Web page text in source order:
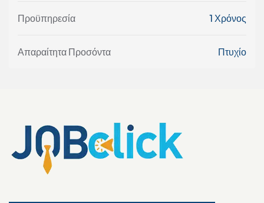
Προϋπηρεσία 1 Χρόνος
Απαραίτητα Προσόντα Πτυχίο